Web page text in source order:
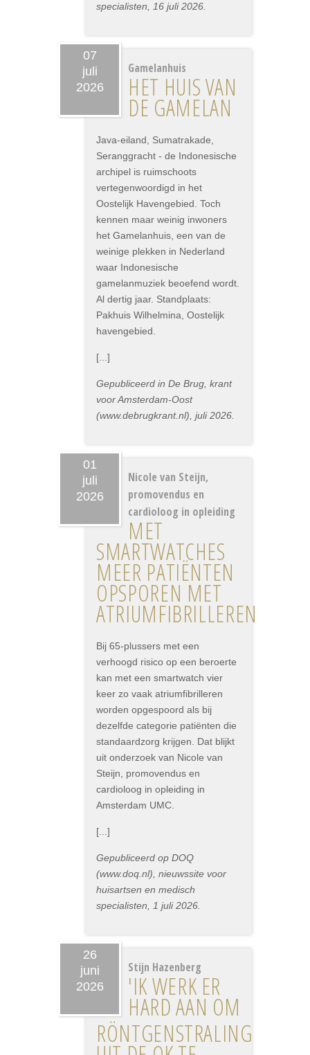
specialisten, 16 juli 2026.
07
juli
2026
Gamelanhuis
HET HUIS VAN
DE GAMELAN
Java-eiland, Sumatrakade,
Seranggracht - de Indonesische
archipel is ruimschoots
vertegenwoordigd in het
Oostelijk Havengebied. Toch
kennen maar weinig inwoners
het Gamelanhuis, een van de
weinige plekken in Nederland
waar Indonesische
gamelanmuziek beoefend wordt.
Al dertig jaar. Standplaats:
Pakhuis Wilhelmina, Oostelijk
havengebied.
[...]
Gepubliceerd in De Brug, krant
voor Amsterdam-Oost
(www.debrugkrant.nl), juli 2026.
01
juli
2026
Nicole van Steijn,
promovendus en
cardioloog in opleiding
MET
SMARTWATCHES
MEER PATIËNTEN
OPSPOREN MET
ATRIUMFIBRILLEREN
Bij 65-plussers met een
verhoogd risico op een beroerte
kan met een smartwatch vier
keer zo vaak atriumfibrilleren
worden opgespoord als bij
dezelfde categorie patiënten die
standaardzorg krijgen. Dat blijkt
uit onderzoek van Nicole van
Steijn, promovendus en
cardioloog in opleiding in
Amsterdam UMC.
[...]
Gepubliceerd op DOQ
(www.doq.nl), nieuwssite voor
huisartsen en medisch
specialisten, 1 juli 2026.
26
juni
2026
Stijn Hazenberg
'IK WERK ER
HARD AAN OM
RÖNTGENSTRALING